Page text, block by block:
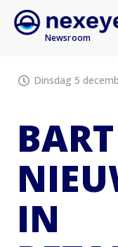
Newsroom
Dinsdag 5
IN